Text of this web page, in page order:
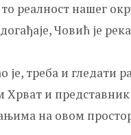
то реалност нашег
Човић је
треба и гледати
Хрват и
на овом